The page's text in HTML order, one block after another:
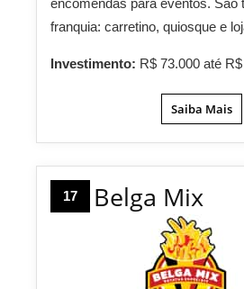
encomendas para eventos. São
franquia: carretino, quiosque e
Investimento: R$ 73.000 até
Saiba Mais
17 Belga Mix